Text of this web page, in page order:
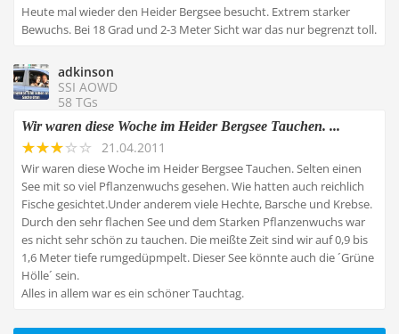
Heute mal wieder den Heider Bergsee besucht. Extrem starker
Bewuchs. Bei 18 Grad und 2-3 Meter Sicht war das nur begrenzt toll.
adkinson
SSI AOWD
58 TGs
Wir waren diese Woche im Heider Bergsee Tauchen. ...
21.04.2011
Wir waren diese Woche im Heider Bergsee Tauchen. Selten einen
See mit so viel Pflanzenwuchs gesehen. Wie hatten auch reichlich
Fische gesichtet.Under anderem viele Hechte, Barsche und Krebse.
Durch den sehr flachen See und dem Starken Pflanzenwuchs war
es nicht sehr schön zu tauchen. Die meißte Zeit sind wir auf 0,9 bis
1,6 Meter tiefe rumgedüpmpelt. Dieser See könnte auch die ´Grüne
Hölle´ sein.
Alles in allem war es ein schöner Tauchtag.